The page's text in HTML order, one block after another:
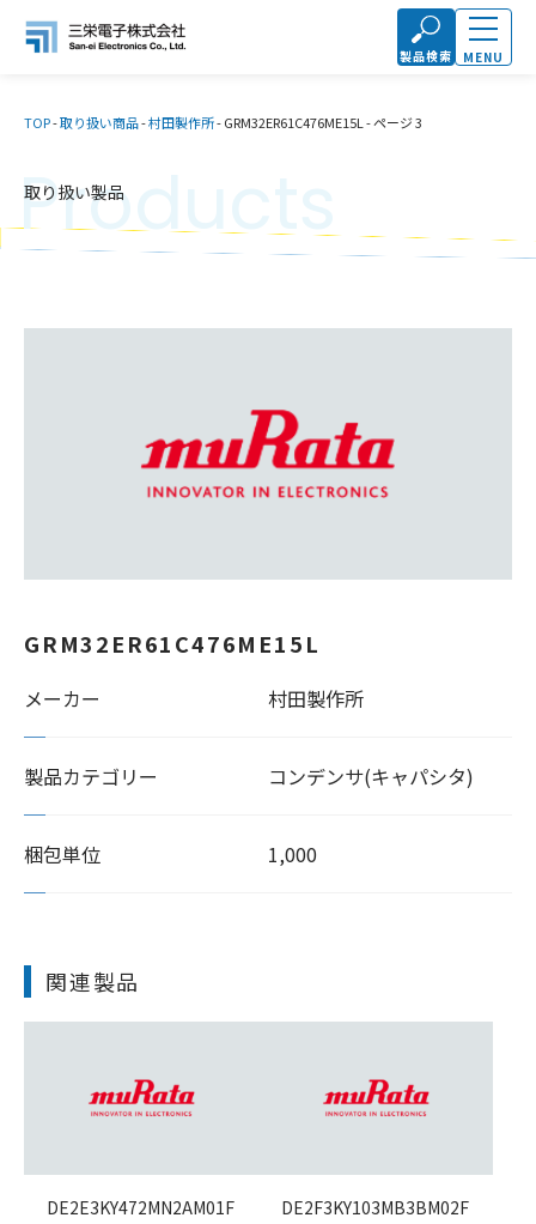
製品検索 MENU
TOP-取り扱い商品-村田製作所-GRM32ER61C476ME15L -ページ 3
取り扱い製品
Products
GRM32ER61C476ME15L
メーカー 村田製作所
製品カテゴリー コンデンサ(キャパシタ)
梱包単位 1,000
関連製品
DE2E3KY472MN2AM01F
DE2F3KY103MB3BM02F